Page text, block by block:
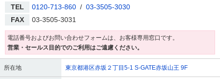
TEL 0120-713-860 / 03-3505-3030
FAX
03-3505-3031
電話番号およびお問い合わせフォームは、お客様専用窓口です。
営業・セールス目的でのご利用はご遠慮ください。
所在地 東京都港区赤坂２丁目5-1 S-GATE赤坂山王 9F